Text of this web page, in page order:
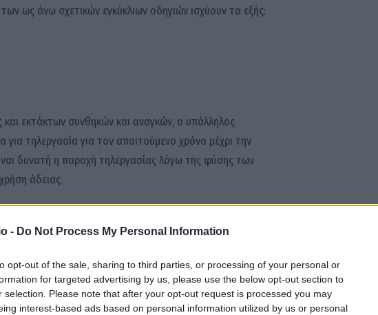
- Do Not Process My Personal Information
opt-out of the sale, sharing to third parties, or processing of your personal or
for targeted advertising by us, please use the below opt-out section to
selection. Please note that after your opt-out request is processed you may
interest-based ads based on personal information utilized by us or personal
ως άνω σχετικών εγκύκλιων οδηγιών ισχύουν τα εξής:
εκτάκτων συνθηκών και αναγκών, ο υπάλληλος
τηλεργασία για τον απαιτούμενο χρόνο μέχρι την
δυνατή η παροχή τηλεργασίας λόγω της φύσης των
άδειας.
στην εργασία για λόγους που οφείλονται σε
εκδοθεί αρμοδίως σύσταση για περιορισμό των
ειδική άδεια έως δύο (2) εργασίμων ημερών